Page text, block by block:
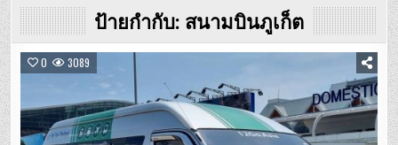
ป้ายกำกับ: สนามบินภูเก็ต
0 3089